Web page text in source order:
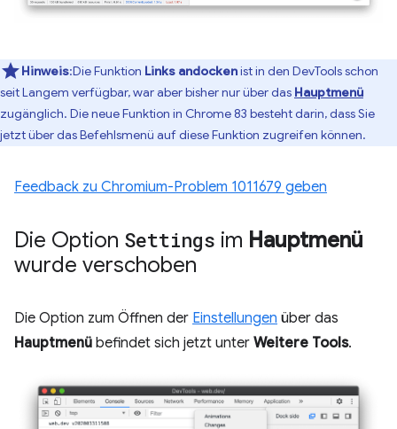
Hinweis:Die Funktion Links andockenist in den DevTools schon
seit Langem verfügbar, war aber bisher nur über das Hauptmenü
zugänglich. Die neue Funktion in Chrome 83 besteht darin, dass Sie
jetzt über das Befehlsmenü auf diese Funktion zugreifen können.
Feedback zu Chromium-Problem 1011679 geben
Die Option Settings im Hauptmenü
wurde verschoben
Die Option zum Öffnen der Einstellungen über das
Hauptmenü befindet sich jetzt unter Weitere Tools.